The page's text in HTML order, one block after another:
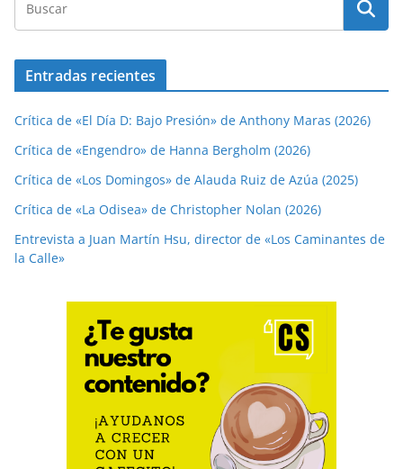
Entradas recientes
Crítica de «El Día D: Bajo Presión» de Anthony Maras (2026)
Crítica de «Engendro» de Hanna Bergholm (2026)
Crítica de «Los Domingos» de Alauda Ruiz de Azúa (2025)
Crítica de «La Odisea» de Christopher Nolan (2026)
Entrevista a Juan Martín Hsu, director de «Los Caminantes de
la Calle»